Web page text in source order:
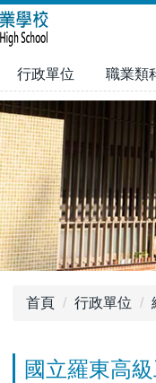
行政單位 職業類
首頁 行政單位
國立羅東高